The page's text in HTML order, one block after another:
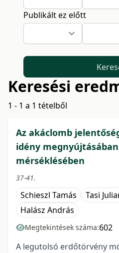
Publikált ez előtt
Keresési
1 - 1 a 1 tételből
Az akáclomb
idény
mérséklésében
37-41.
Schieszl Tamás Tasi
Halász András
Megtekintések száma:602
A legutolsó erdőtörvény